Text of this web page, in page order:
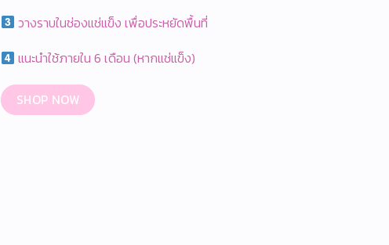
วางราบในช่องแช่แข็ง เพื่อประหยัดพื้นที่
แนะนำใช้ภายใน 6 เดือน (หากแช่แข็ง)
SHOP NOW